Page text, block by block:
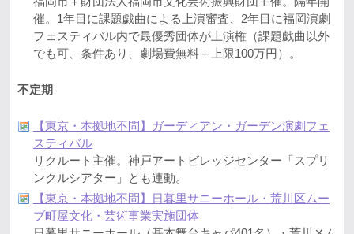
催。1年目に課題戯曲による上演審査、2年目に福岡演劇
フェスティバル内で最優秀団体が上演権（課題戯曲以外
でも可、条件あり、劇場費無料＋上限100万円）。
不定期
【東京・本拠地不問】ガーディアン・ガーデン演劇フェ
スティバル
リクルート主催。神戸アートビレッジセンター「スプリ
ンクルシアター」とも連動。
【東京・本拠地不問】日暮里サニーホール・荒川区ムー
ブ町屋文化・芸術事業実施団体